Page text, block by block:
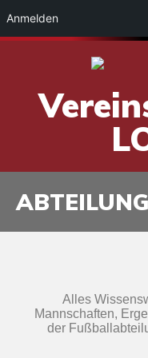
Alles
Mannschaften,
der
Anmelden